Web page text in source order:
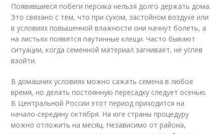
Появившиеся побеги персика нельзя долго держать дома.
Это связано с тем, что при сухом, застойном воздухе или
в условиях повышенной влажности они начнут болеть, а
на листьях появятся паутинные клещи. Часто бывают
ситуации, когда семенной материал загнивает, не успев
взойти.
В домашних условиях можно сажать семена в любое
время, но делать постоянную пересадку следует осенью.
В Центральной России этот период приходится на
начало-середину октября. На юге страны процедуру
можно отложить на месяц. Независимо от района,